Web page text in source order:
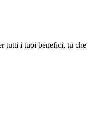
tutti i tuoi benefici, tu che